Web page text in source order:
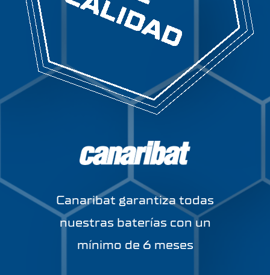
Canaribat garantiza todas
nuestras baterías con un
mínimo de 6 meses